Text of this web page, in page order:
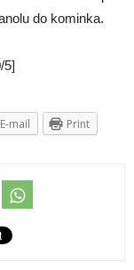
do kominka.
5]
E-mail Print